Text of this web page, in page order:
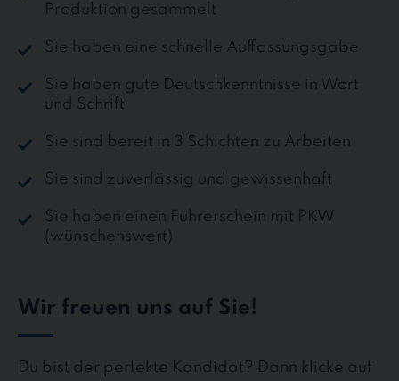
Produktion gesammelt
Sie haben eine schnelle Auffassungsgabe
Sie haben gute Deutschkenntnisse in Wort
und Schrift
Sie sind bereit in 3 Schichten zu Arbeiten
Sie sind zuverlässig und gewissenhaft
Sie haben einen Führerschein mit PKW
(wünschenswert)
Wir freuen uns auf Sie!
Du bist der perfekte Kandidat? Dann klicke auf